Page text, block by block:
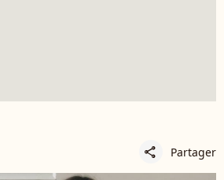
share Partager